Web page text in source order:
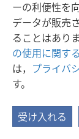
ーの利便性を
データが販売
ることはあり
の使用に関す
は， プライバ
す。
受け入れる
し，任命を為
とも書かれて
よつて授けら
ら，このよう
―使行 20:28，
37 どんな論理，
また，昔に